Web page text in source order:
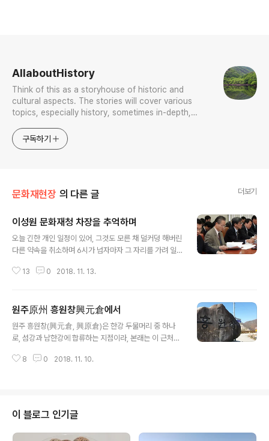
AllaboutHistory
Think of this as a storyhouse of historic and
cultural aspects. The stories will cover various
topics, especially history, sometimes in-depth,
approach will be to resist any common sense or
generalized viewpoint
구독하기
문화재현장 의 다른 글 더보기
이성원 문화재청 차장을 추억하며
오늘 긴한 개인 일정이 있어, 그것도 모른 채 덜커덩 해버린
다른 약속을 취소하며 6시가 넘자마자 그 자리를 가려 일
진룡 장관이다. 순간 느낌이 좋지 않다. 유 장관은 수림문화
장에서 있을 예정이라, 내일 만나야 한다. 그 자리를 빌려
유 장관 인터뷰를 할 작정이었다. 그런 그가 이 시간에 전화
를 먼저 했으니 뭔가 긴급한 사안이라는 그런 막연한 불안
단다. 하필 이럴 때 그 예감이 이런 식으로 적중할 게 뭐란
13 0 2018. 11. 13.
원주原州 흥원창興元倉에서
원주 흥원창(興元倉, 興原倉)은 한강 두물머리 중 하나
로, 섬강과 남한강에 합류하는 지점이라, 본래는 이 근처에
그 보세 창고가 정확히 어느 지점인지는 알 수 없고, 어디서
이런 내륙 수로로 물자와 사람이 움직였으니 원주가 도회
로 발전한 힘이 강이다. 더구나 그런 강줄기가 두 군데서 합
류하니 이 일대엔 뽀쁘라마치가 있었고 주모들이 손님을
8 0 2018. 11. 10.
이 블로그 인기글